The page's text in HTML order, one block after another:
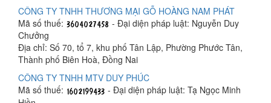
CÔNG TY TNHH THƯƠNG MẠI GỖ HOÀNG NAM PHÁT
Mã số thuế:
- Đại diện pháp luật: Nguyễn Duy
Chưởng
Địa chỉ: Số 70, tổ 7, khu phố Tân Lập, Phường Phước Tân,
Thành phố Biên Hoà, Đồng Nai
CÔNG TY TNHH MTV DUY PHÚC
Mã số thuế:
- Đại diện pháp luật: Tạ Ngọc Minh